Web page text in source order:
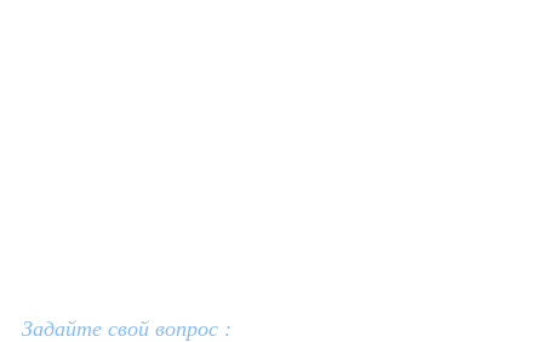
Задайте свой вопрос :